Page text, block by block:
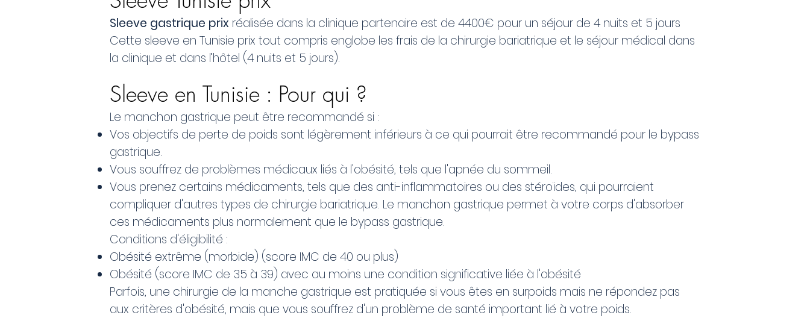
Sleeve gastrique prix réalisée dans la clinique partenaire est de 4400€ pour un séjour de 4 nuits et 5 jours
Cette sleeve en Tunisie prix tout compris englobe les frais de la chirurgie bariatrique et le séjour médical dans
la clinique et dans l’hôtel (4 nuits et 5 jours).
Sleeve en Tunisie : Pour qui ?
Le manchon gastrique peut être recommandé si :
Vos objectifs de perte de poids sont légèrement inférieurs à ce qui pourrait être recommandé pour le bypass
gastrique.
Vous souffrez de problèmes médicaux liés à l'obésité, tels que l'apnée du sommeil.
Vous prenez certains médicaments, tels que des anti-inflammatoires ou des stéroïdes, qui pourraient
compliquer d'autres types de chirurgie bariatrique. Le manchon gastrique permet à votre corps d'absorber
ces médicaments plus normalement que le bypass gastrique.
Conditions d'éligibilité :
Obésité extrême (morbide) (score IMC de 40 ou plus)
Obésité (score IMC de 35 à 39) avec au moins une condition significative liée à l'obésité
Parfois, une chirurgie de la manche gastrique est pratiquée si vous êtes en surpoids mais ne répondez pas
aux critères d'obésité, mais que vous souffrez d'un problème de santé important lié à votre poids.